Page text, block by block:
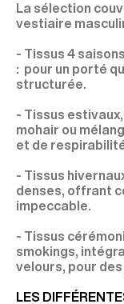
La sélection
vestiaire
- Tissus 4
: pour un porté
structurée.
- Tissus
mohair ou
et de
- Tissus
denses, offrant
impeccable.
- Tissus
smokings,
velours, pour des
LES